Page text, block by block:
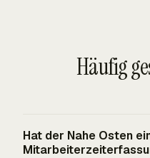
Häufig
Hat der Nahe Osten